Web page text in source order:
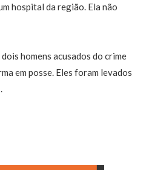
hospital da região. Ela não
homens acusados do crime
em posse. Eles foram levados